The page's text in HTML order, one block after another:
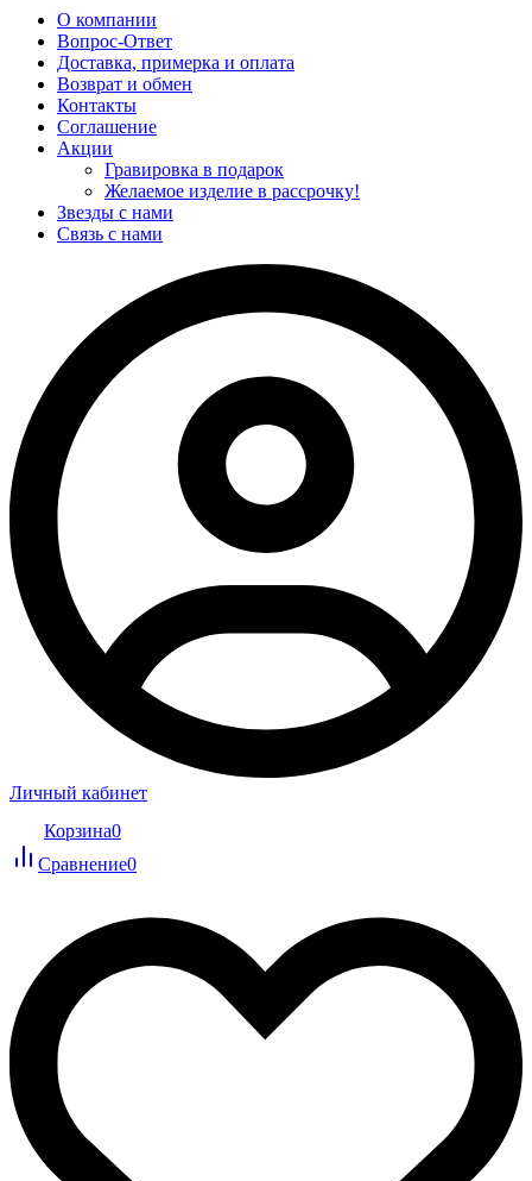
О компании
Вопрос-Ответ
Доставка, примерка и оплата
Возврат и обмен
Контакты
Соглашение
Акции
Гравировка в подарок
Желаемое изделие в рассрочку!
Звезды с нами
Связь с нами
Личный кабинет
Корзина0
Сравнение0